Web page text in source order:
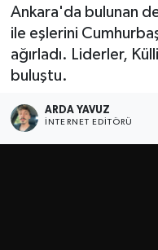
Ankara'da bulunan
ile eşlerini
ağırladı. Liderler,
buluştu.
ARDA YAVUZ
İNTERNET EDITÖRÜ
SPOR
İLÇELERİMİZ
RESMİ İLAN